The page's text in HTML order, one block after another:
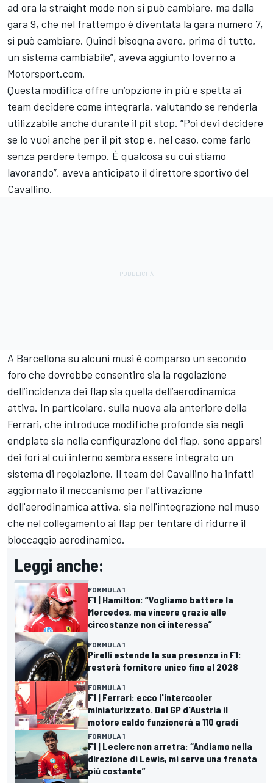
ad ora la straight mode non si può cambiare, ma dalla
gara 9, che nel frattempo è diventata la gara numero 7,
si può cambiare. Quindi bisogna avere, prima di tutto,
un sistema cambiabile”, aveva aggiunto Ioverno a
Motorsport.com.
Questa modifica offre un’opzione in più e spetta ai
team decidere come integrarla, valutando se renderla
utilizzabile anche durante il pit stop. “Poi devi decidere
se lo vuoi anche per il pit stop e, nel caso, come farlo
senza perdere tempo. È qualcosa su cui stiamo
lavorando”, aveva anticipato il direttore sportivo del
Cavallino.
A Barcellona su alcuni musi è comparso un secondo
foro che dovrebbe consentire sia la regolazione
dell’incidenza dei flap sia quella dell’aerodinamica
attiva. In particolare, sulla nuova ala anteriore della
Ferrari, che introduce modifiche profonde sia negli
endplate sia nella configurazione dei flap, sono apparsi
dei fori al cui interno sembra essere integrato un
sistema di regolazione. Il team del Cavallino ha infatti
aggiornato il meccanismo per l'attivazione
dell'aerodinamica attiva, sia nell'integrazione nel muso
che nel collegamento ai flap per tentare di ridurre il
bloccaggio aerodinamico.
Leggi anche:
FORMULA 1
F1 | Hamilton: “Vogliamo battere la
Mercedes, ma vincere grazie alle
circostanze non ci interessa”
FORMULA 1
Pirelli estende la sua presenza in F1:
resterà fornitore unico fino al 2028
FORMULA 1
F1 | Ferrari: ecco l'intercooler
miniaturizzato. Dal GP d'Austria il
motore caldo funzionerà a 110 gradi
FORMULA 1
F1 | Leclerc non arretra: “Andiamo nella
direzione di Lewis, mi serve una frenata
più costante”